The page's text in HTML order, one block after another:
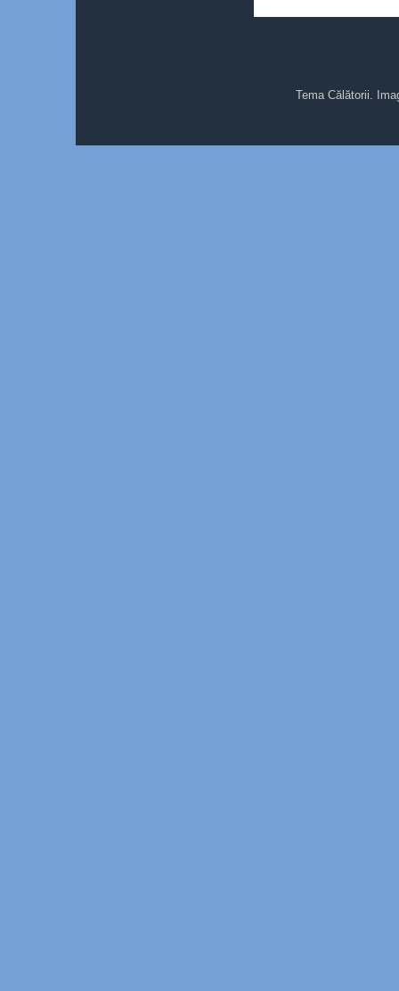
Tema Călătorii.